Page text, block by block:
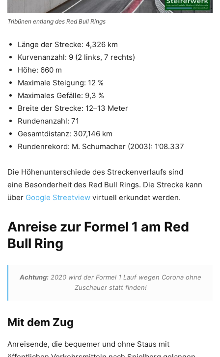
Tribünen entlang des Red Bull Rings
Länge der Strecke: 4,326 km
Kurvenanzahl: 9 (2 links, 7 rechts)
Höhe: 660 m
Maximale Steigung: 12 %
Maximales Gefälle: 9,3 %
Breite der Strecke: 12–13 Meter
Rundenanzahl: 71
Gesamtdistanz: 307,146 km
Rundenrekord: M. Schumacher (2003): 1’08.337
Die Höhenunterschiede des Streckenverlaufs sind
eine Besonderheit des Red Bull Rings. Die Strecke kann
über Google Streetview virtuell erkundet werden.
Anreise zur Formel 1 am Red
Bull Ring
Achtung: 2020 wird der Formel 1 Lauf wegen Corona ohne
Zuschauer statt finden!
Mit dem Zug
Anreisende, die bequemer und ohne Staus mit